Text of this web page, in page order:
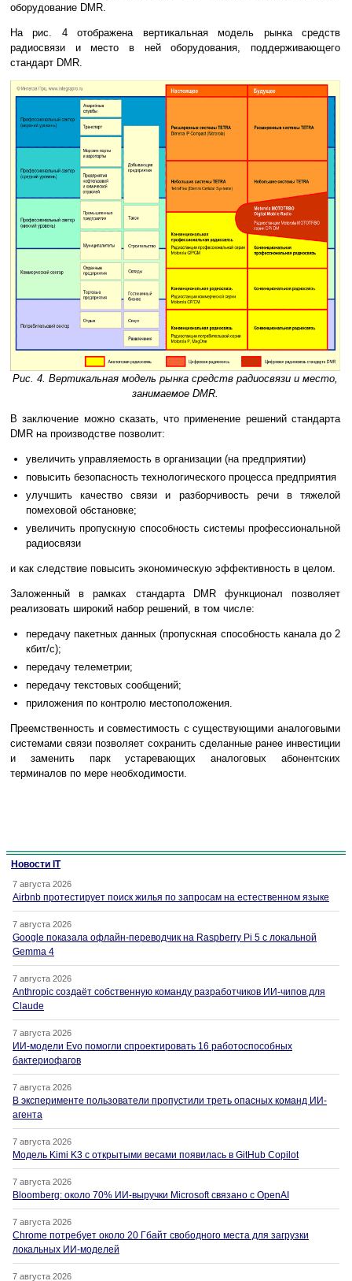
оборудование DMR.
На рис. 4 отображена вертикальная модель рынка средств
радиосвязи и место в ней оборудования, поддерживающего
стандарт DMR.
Рис. 4. Вертикальная модель рынка средств радиосвязи и место,
занимаемое DMR.
В заключение можно сказать, что применение решений стандарта
DMR на производстве позволит:
увеличить управляемость в организации (на предприятии)
повысить безопасность технологического процесса предприятия
улучшить качество связи и разборчивость речи в тяжелой
помеховой обстановке;
увеличить пропускную способность системы профессиональной
радиосвязи
и как следствие повысить экономическую эффективность в целом.
Заложенный в рамках стандарта DMR функционал позволяет
реализовать широкий набор решений, в том числе:
передачу пакетных данных (пропускная способность канала до 2
кбит/c);
передачу телеметрии;
передачу текстовых сообщений;
приложения по контролю местоположения.
Преемственность и совместимость с существующими аналоговыми
системами связи позволяет сохранить сделанные ранее инвестиции
и заменить парк устаревающих аналоговых абонентских
терминалов по мере необходимости.
Новости IT
7 августа 2026
Airbnb протестирует поиск жилья по запросам на естественном языке
7 августа 2026
Google показала офлайн-переводчик на Raspberry Pi 5 с локальной
Gemma 4
7 августа 2026
Anthropic создаёт собственную команду разработчиков ИИ-чипов для
Claude
7 августа 2026
ИИ-модели Evo помогли спроектировать 16 работоспособных
бактериофагов
7 августа 2026
В эксперименте пользователи пропустили треть опасных команд ИИ-
агента
7 августа 2026
Модель Kimi K3 с открытыми весами появилась в GitHub Copilot
7 августа 2026
Bloomberg: около 70% ИИ-выручки Microsoft связано с OpenAI
7 августа 2026
Chrome потребует около 20 Гбайт свободного места для загрузки
локальных ИИ-моделей
7 августа 2026